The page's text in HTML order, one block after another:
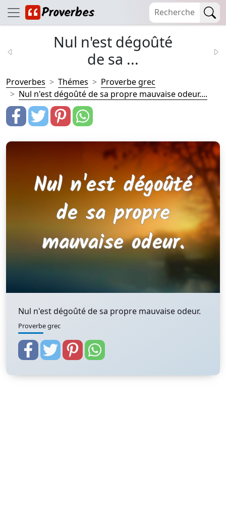
Nul n'est dégoûté
de sa ...
Proverbes Thémes
Proverbe grec
Nul n'est dégoûté de sa propre mauvaise odeur....
Nul n'est dégoûté de sa propre mauvaise odeur.
Proverbe grec